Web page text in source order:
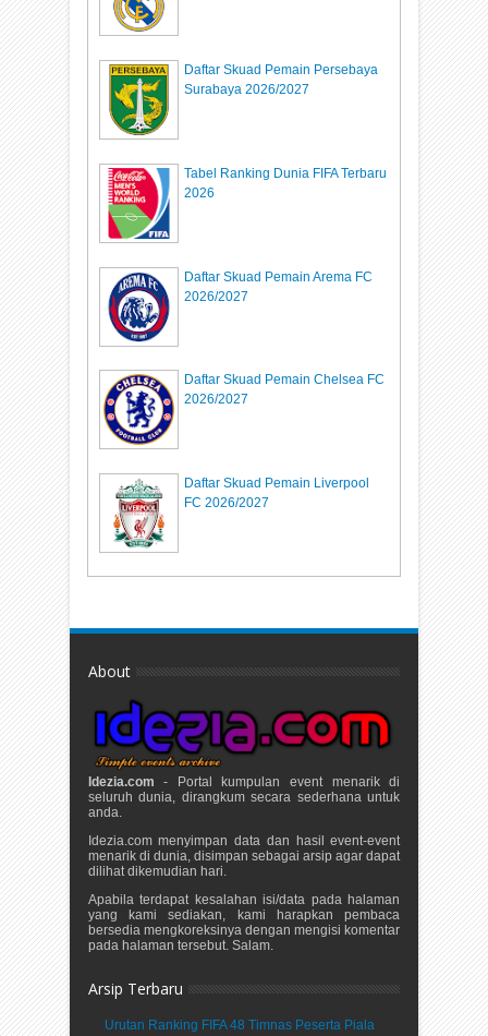
Daftar Skuad Pemain Persebaya
Surabaya 2026/2027
Tabel Ranking Dunia FIFA Terbaru
2026
Daftar Skuad Pemain Arema FC
2026/2027
Daftar Skuad Pemain Chelsea FC
2026/2027
Daftar Skuad Pemain Liverpool
FC 2026/2027
About
Idezia.com - Portal kumpulan event menarik di
seluruh dunia, dirangkum secara sederhana untuk
anda.
Idezia.com menyimpan data dan hasil event-event
menarik di dunia, disimpan sebagai arsip agar dapat
dilihat dikemudian hari.
Apabila terdapat kesalahan isi/data pada halaman
yang kami sediakan, kami harapkan pembaca
bersedia mengkoreksinya dengan mengisi komentar
pada halaman tersebut. Salam.
Arsip Terbaru
Urutan Ranking FIFA 48 Timnas Peserta Piala